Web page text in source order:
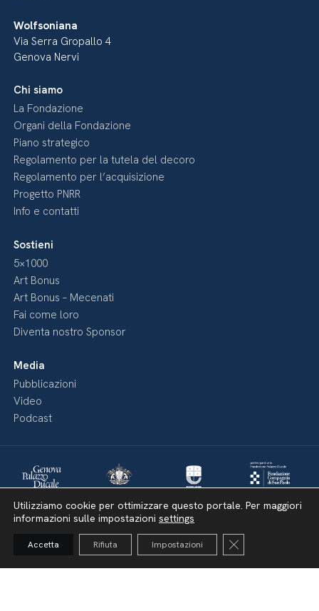
Wolfsoniana
Via Serra Gropallo 4
Genova Nervi
Chi siamo
La Fondazione
Organi della Fondazione
Piano strategico
Regolamento per la tutela del decoro
Regolamento per l’acquisizione
Progetto PNRR
Info e contatti
Sostieni
5×1000
Art Bonus
Art Bonus – Mecenati
Fai come loro
Diventa nostro Sponsor
Media
Pubblicazioni
Video
Podcast
Utilizziamo cookie per ottimizzare questo portale. Per maggiori
informazioni sulle impostazioni settings
Accetta Rifiuta Impostazioni Close GDPR